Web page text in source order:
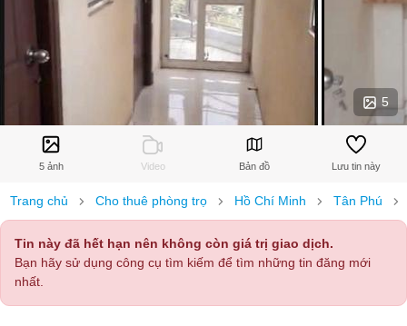
5
5 ảnh Video Bản đồ Lưu tin này
Trang chủ Cho thuê phòng trọ Hồ Chí Minh Tân Phú
Tin này đã hết hạn nên không còn giá trị giao dịch.
Bạn hãy sử dụng công cụ tìm kiếm để tìm những tin đăng mới
nhất.